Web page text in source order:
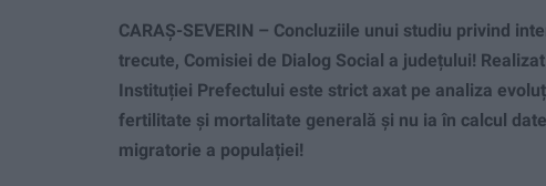
CARAȘ-SEVERIN – Concluziile unui studiu privind
trecute, Comisiei de Dialog Social a județului!
Instituției Prefectului este strict axat pe analiza
fertilitate și mortalitate generală și nu ia în calcul
migratorie a populației!